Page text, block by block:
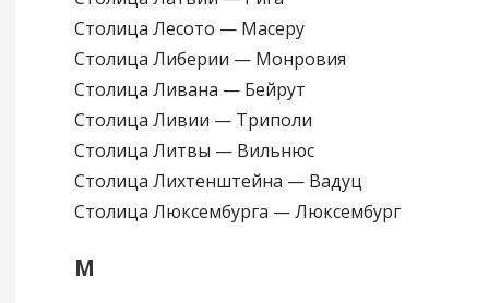
Столица Лесото — Масеру
Столица Либерии — Монровия
Столица Ливана — Бейрут
Столица Ливии — Триполи
Столица Литвы — Вильнюс
Столица Лихтенштейна — Вадуц
Столица Люксембурга — Люксембург
М